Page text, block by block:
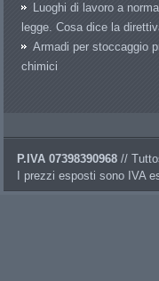
Luoghi di lavoro a
legge. Cosa dice la
Armadi per stoccaggio
chimici
P.IVA 07398390968 //
I prezzi esposti sono IVA